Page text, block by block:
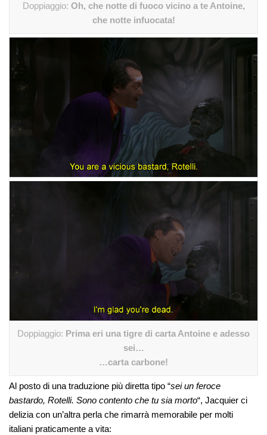
Doppiaggio: Oh, che notte di fuoco vicino a te Antoine,
che notte infuocata!
Doppiaggio: Prima eri una tigre di carta Antoine e adesso
sei…
…carta carbone!
Al posto di una traduzione più diretta tipo “sei un feroce
bastardo, Rotelli. Sono contento che tu sia morto“, Jacquier ci
delizia con un’altra perla che rimarrà memorabile per molti
italiani praticamente a vita: